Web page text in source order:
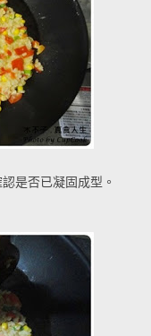
是否已凝固成型。